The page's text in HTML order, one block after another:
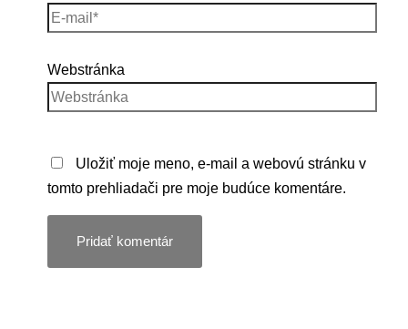
Webstránka
Uložiť moje meno, e-mail a webovú stránku v
tomto prehliadači pre moje budúce komentáre.